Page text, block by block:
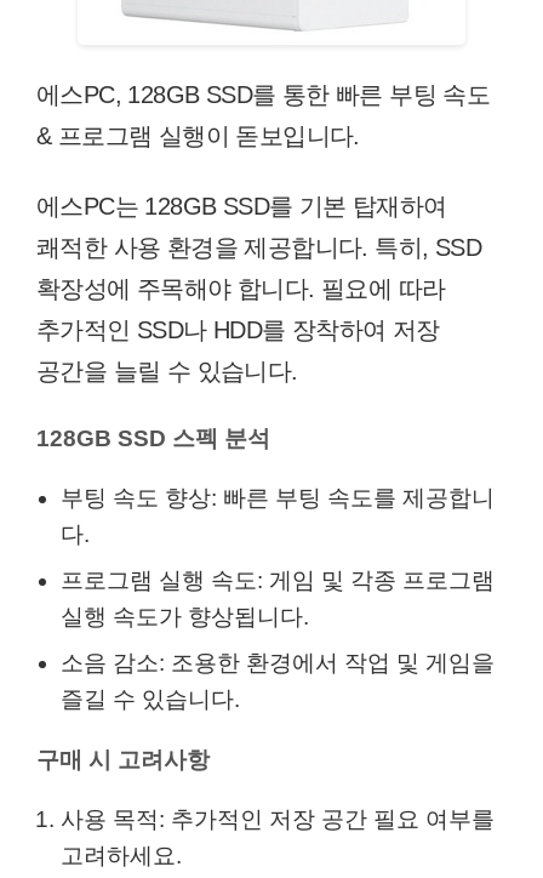
에스PC, 128GB SSD를 통한 빠른 부팅 속도
& 프로그램 실행이 돋보입니다.
에스PC는 128GB SSD를 기본 탑재하여
쾌적한 사용 환경을 제공합니다. 특히, SSD
확장성에 주목해야 합니다. 필요에 따라
추가적인 SSD나 HDD를 장착하여 저장
공간을 늘릴 수 있습니다.
128GB SSD 스펙 분석
부팅 속도 향상: 빠른 부팅 속도를 제공합니
다.
프로그램 실행 속도: 게임 및 각종 프로그램
실행 속도가 향상됩니다.
소음 감소: 조용한 환경에서 작업 및 게임을
즐길 수 있습니다.
구매 시 고려사항
사용 목적: 추가적인 저장 공간 필요 여부를
고려하세요.